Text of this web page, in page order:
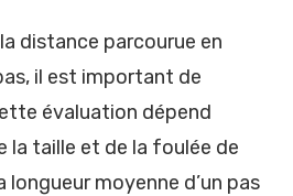
distance parcourue en
il est important de
évaluation dépend
la taille et de la foulée de
longueur moyenne d’un pas